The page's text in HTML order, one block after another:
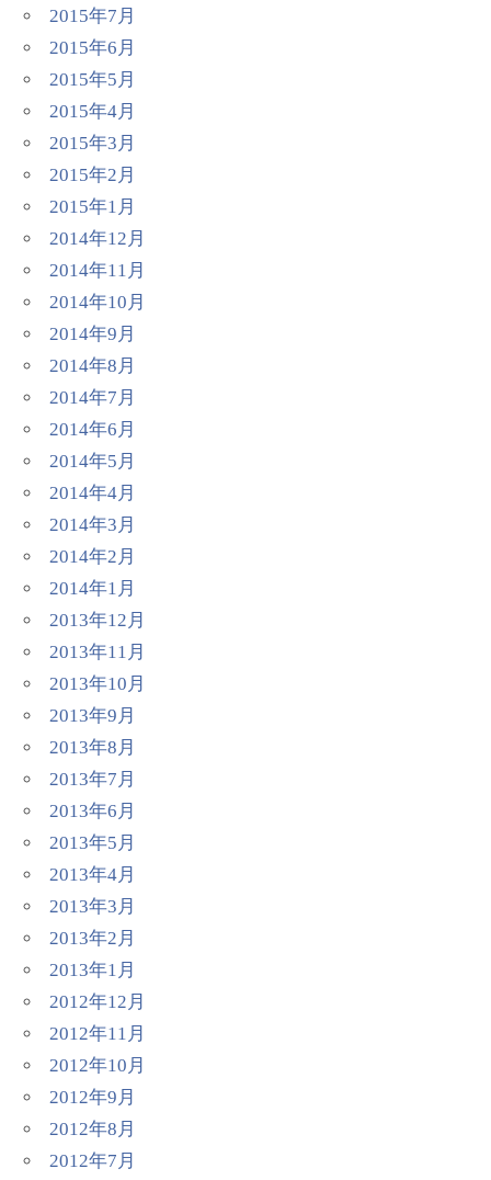
2015年7月
2015年6月
2015年5月
2015年4月
2015年3月
2015年2月
2015年1月
2014年12月
2014年11月
2014年10月
2014年9月
2014年8月
2014年7月
2014年6月
2014年5月
2014年4月
2014年3月
2014年2月
2014年1月
2013年12月
2013年11月
2013年10月
2013年9月
2013年8月
2013年7月
2013年6月
2013年5月
2013年4月
2013年3月
2013年2月
2013年1月
2012年12月
2012年11月
2012年10月
2012年9月
2012年8月
2012年7月